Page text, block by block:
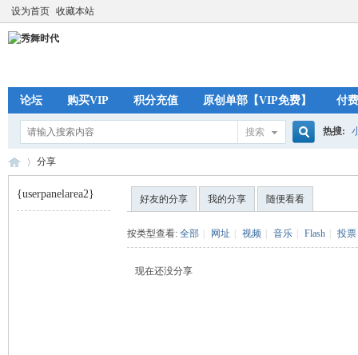
设为首页 收藏本站
论坛 购买VIP 积分充值 原创单部【VIP免费】 付
搜索 热搜:
分享
{userpanelarea2} 好友的分享 我的分享 随便看看
按类型查看: 全部 网址 视频 音乐 Flash 投票
现在还没分享